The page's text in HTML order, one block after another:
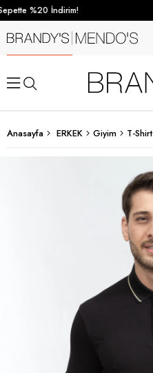
%20 İndirim!
Anasayfa ERKEK Giyim T-Shirt